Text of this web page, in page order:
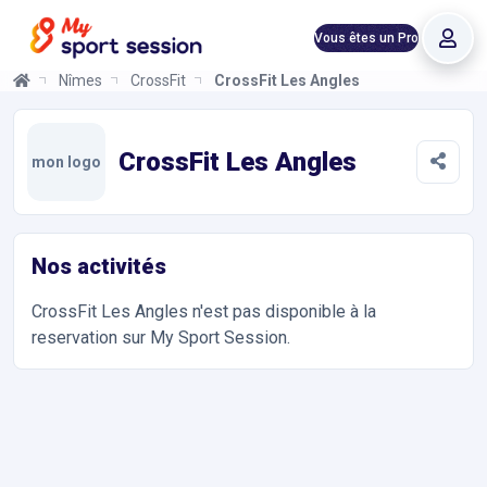
Vous êtes un Pro
Nîmes CrossFit CrossFit Les Angles
mon logo CrossFit Les Angles
Nos activités
CrossFit Les Angles n'est pas disponible à la
reservation sur My Sport Session.